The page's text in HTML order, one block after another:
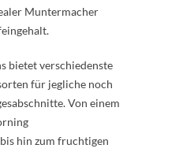
Muntermacher
bietet verschiedenste
für jegliche noch
Von einem
hin zum fruchtigen